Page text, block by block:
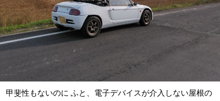
甲斐性もないのに ふと、電子デバイスが介入しない屋根の